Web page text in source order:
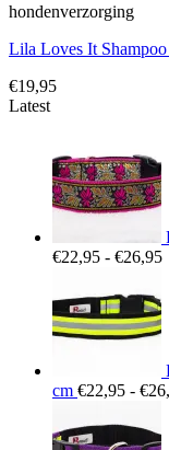
hondenverzorging
Lila Loves It
€19,95
Latest
€22,95 - €26,95
cm €22,95 - €